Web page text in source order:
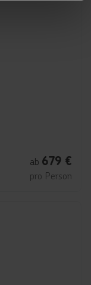
ab 679 €
pro Person